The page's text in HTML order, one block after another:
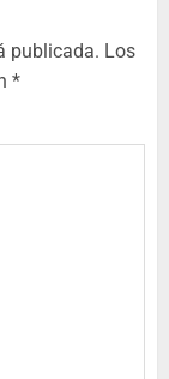
publicada. Los
*